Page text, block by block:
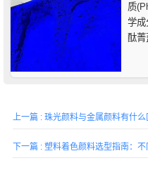
质
学成
酞菁
上一篇 : 珠光颜料与金属颜料有什
下一篇 : 塑料着色颜料选型指南：